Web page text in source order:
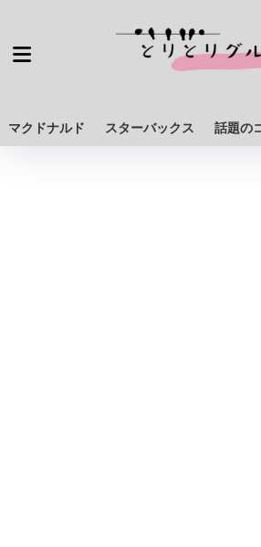
マクドナルド スターバックス 話題の